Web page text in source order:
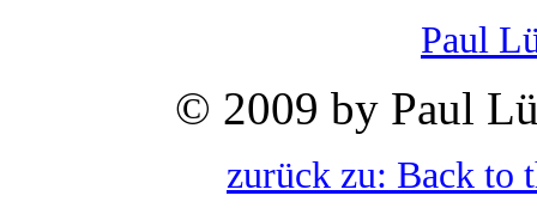
Paul
© 2009 by Paul
zurück zu: Back to